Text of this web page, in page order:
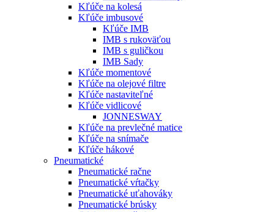
Kľúče na kolesá
Kľúče imbusové
Kľúče IMB
IMB s rukoväťou
IMB s guličkou
IMB Sady
Kľúče momentové
Kľúče na olejové filtre
Kľúče nastaviteľné
Kľúče vidlicové
JONNESWAY
Kľúče na prevlečné matice
Kľúče na snímače
Kľúče hákové
Pneumatické
Pneumatické račne
Pneumatické vŕtačky
Pneumatické uťahováky
Pneumatické brúsky